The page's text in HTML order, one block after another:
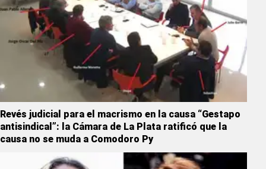
Revés judicial para el macrismo en la causa “Gestapo
antisindical”: la Cámara de La Plata ratificó que la
causa no se muda a Comodoro Py